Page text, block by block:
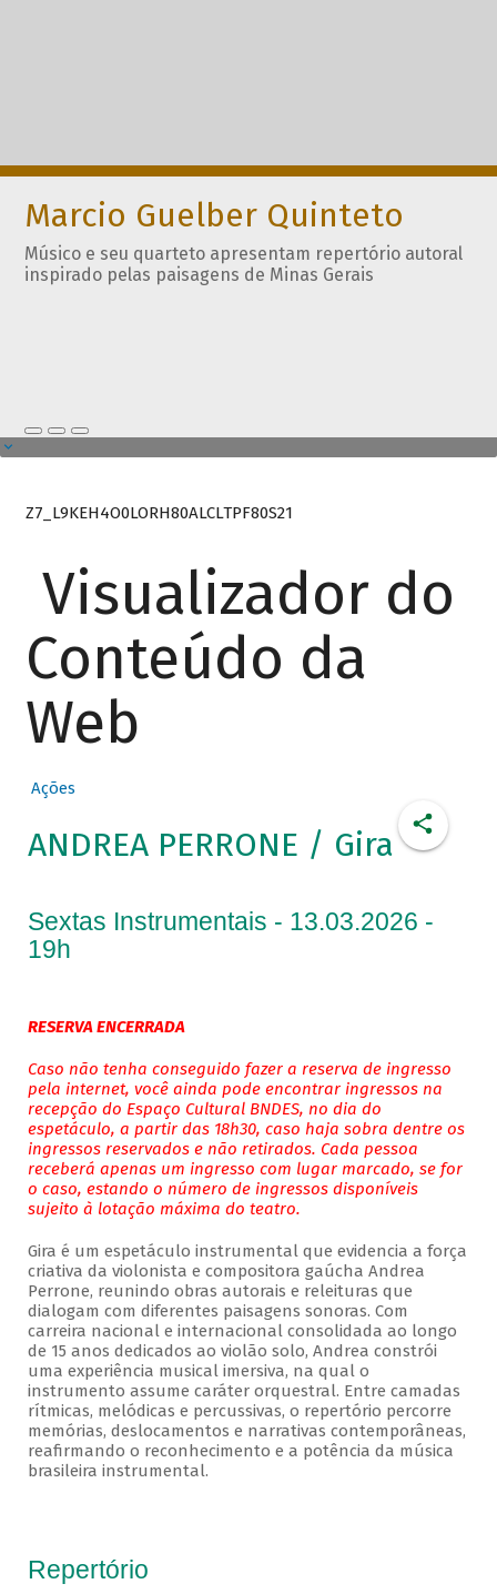
Marcio Guelber Quinteto
Músico e seu quarteto apresentam repertório autoral
inspirado pelas paisagens de Minas Gerais
Z7_L9KEH4O0LORH80ALCLTPF80S21
Visualizador do
Conteúdo da
Web
Ações
ANDREA PERRONE / Gira
Sextas Instrumentais - 13.03.2026 -
19h
RESERVA ENCERRADA
Caso não tenha conseguido fazer a reserva de ingresso
pela internet, você ainda pode encontrar ingressos na
recepção do Espaço Cultural BNDES, no dia do
espetáculo, a partir das 18h30, caso haja sobra dentre os
ingressos reservados e não retirados. Cada pessoa
receberá apenas um ingresso com lugar marcado, se for
o caso, estando o número de ingressos disponíveis
sujeito à lotação máxima do teatro.
Gira é um espetáculo instrumental que evidencia a força
criativa da violonista e compositora gaúcha Andrea
Perrone, reunindo obras autorais e releituras que
dialogam com diferentes paisagens sonoras. Com
carreira nacional e internacional consolidada ao longo
de 15 anos dedicados ao violão solo, Andrea constrói
uma experiência musical imersiva, na qual o
instrumento assume caráter orquestral. Entre camadas
rítmicas, melódicas e percussivas, o repertório percorre
memórias, deslocamentos e narrativas contemporâneas,
reafirmando o reconhecimento e a potência da música
brasileira instrumental.
Repertório